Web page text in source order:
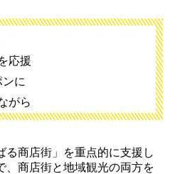
応援
ンに
がら
商店街」を重点的に支援し
、商店街と地域観光の両方を